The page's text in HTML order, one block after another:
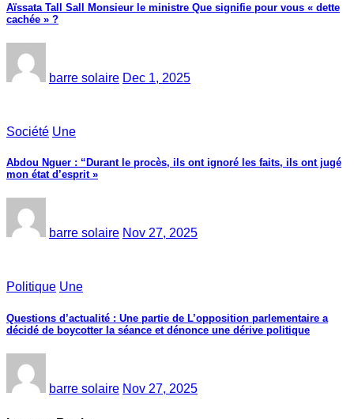
Aïssata Tall Sall Monsieur le ministre Que signifie pour vous « dette
cachée » ?
barre solaire Dec 1, 2025
Société Une
Abdou Nguer : “Durant le procès, ils ont ignoré les faits, ils ont jugé
mon état d’esprit »
barre solaire Nov 27, 2025
Politique Une
Questions d’actualité : Une partie de L’opposition parlementaire a
décidé de boycotter la séance et dénonce une dérive politique
barre solaire Nov 27, 2025